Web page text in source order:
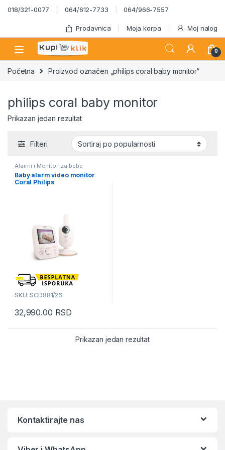
Skip to navigation
Skip to content
018/321-0077 064/612-7733 064/966-7557
Prodavnica Moja korpa Moj nalog
0
Početna Proizvod označen „philips coral baby monitor“
philips coral baby monitor
Prikazan jedan rezultat
Filteri
Alarmi i Monitori za bebe
Baby alarm video monitor
Coral Philips
SKU: SCD881/26
32,990.00 RSD
Prikazan jedan rezultat
Kontaktirajte nas